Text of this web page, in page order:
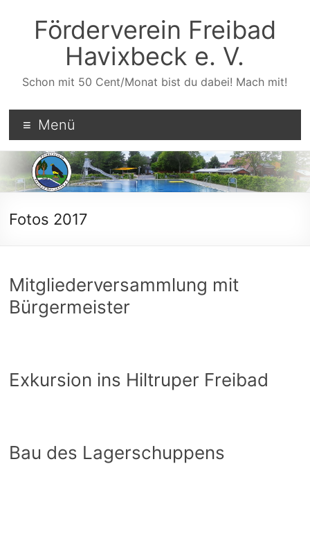
wechselnFörderverein Freibad
Havixbeck e. V.
Schon mit 50 Cent/Monat bist du dabei! Mach mit!
Menü
Fotos 2017
Mitgliederversammlung mit
Bürgermeister
Exkursion ins Hiltruper Freibad
Bau des Lagerschuppens